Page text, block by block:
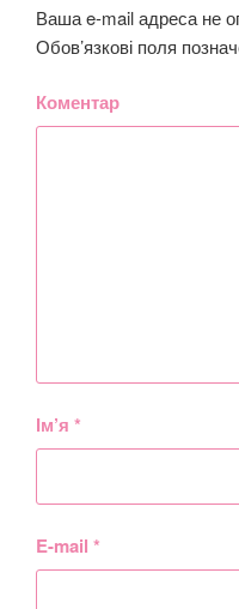
Ваша e-mail адреса не
Обов’язкові поля
Коментар
Ім’я *
E-mail *